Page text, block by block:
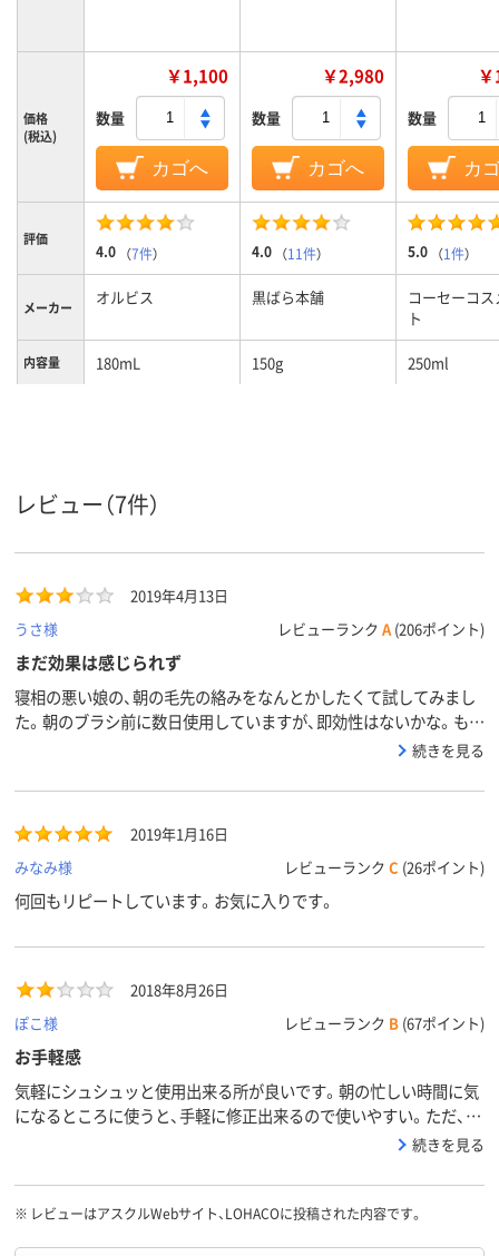
価格
(税込)
￥1,100
数量
カゴへ
￥2,980
数量
カゴへ
数量
カ
評価
4.0 （7件） 4.0 （11件） 5.0 （1件）
メーカー オルビス 黒ばら本舗
コーセーコ
ト
内容量 180mL 150g 250ml
レビュー（7件）
2019年4月13日
うさ様
レビューランク A (206ポイント)
まだ効果は感じられず
寝相の悪い娘の、朝の毛先の絡みをなんとかしたくて試してみまし
た。朝のブラシ前に数日使用していますが、即効性はないかな。もう
続きを見る
2019年1月16日
みなみ様
レビューランク C (26ポイント)
何回もリピートしています。お気に入りです。
2018年8月26日
ぽこ様
レビューランク B (67ポイント)
お手軽感
気軽にシュシュッと使用出来る所が良いです。朝の忙しい時間に気
になるところに使うと、手軽に修正出来るので使いやすい。ただ、も
っとトリートメント力を期待していたので、コスパを考えると、他の
続きを見る
※ レビューはアスクルWebサイト、LOHACOに投稿された内容です。